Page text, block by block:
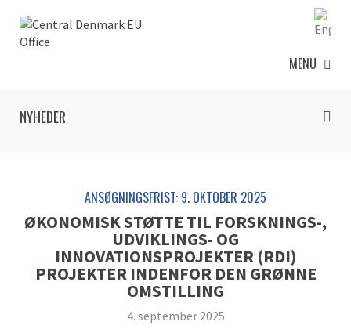
MENU
NYHEDER
ANSØGNINGSFRIST: 9. OKTOBER 2025
ØKONOMISK STØTTE TIL FORSKNINGS-,
UDVIKLINGS- OG
INNOVATIONSPROJEKTER (RDI)
PROJEKTER INDENFOR DEN GRØNNE
OMSTILLING
4. september 2025